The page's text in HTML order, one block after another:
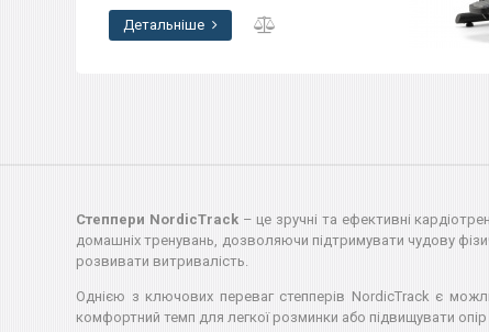
Детальніше
Степпери NordicTrack– це зручні та ефективні
домашніх тренувань, дозволяючи підтримувати чудову
розвивати витривалість.
Однією з ключових переваг степперів NordicTrack є
комфортний темп для легкої розминки або підвищувати